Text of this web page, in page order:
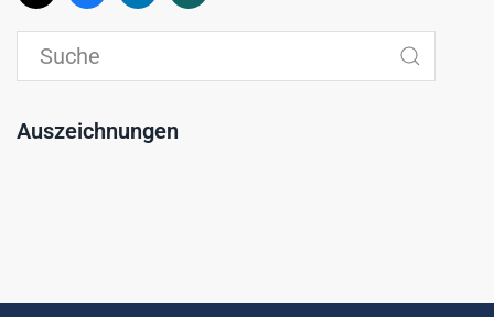
Auszeichnungen